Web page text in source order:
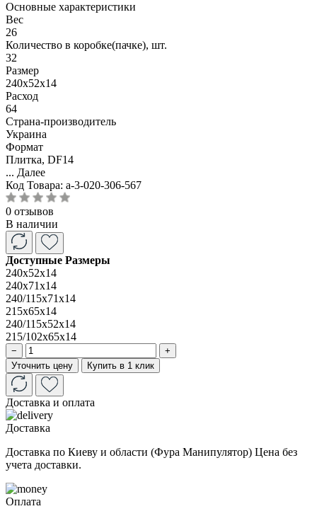
Основные характеристики
Вес
26
Количество в коробке(пачке), шт.
32
Размер
240x52x14
Расход
64
Страна-производитель
Украина
Формат
Плитка, DF14
... Далее
Код Товара: a-3-020-306-567
0 отзывов
В наличии
Доступные Размеры
240x52x14
240x71x14
240/115x71x14
215x65x14
240/115x52x14
215/102x65x14
−
+
Уточнить цену
Купить в 1 клик
Доставка и оплата
Доставка
Доставка по Киеву и области (Фура Манипулятор) Цена без
учета доставки.
Оплата